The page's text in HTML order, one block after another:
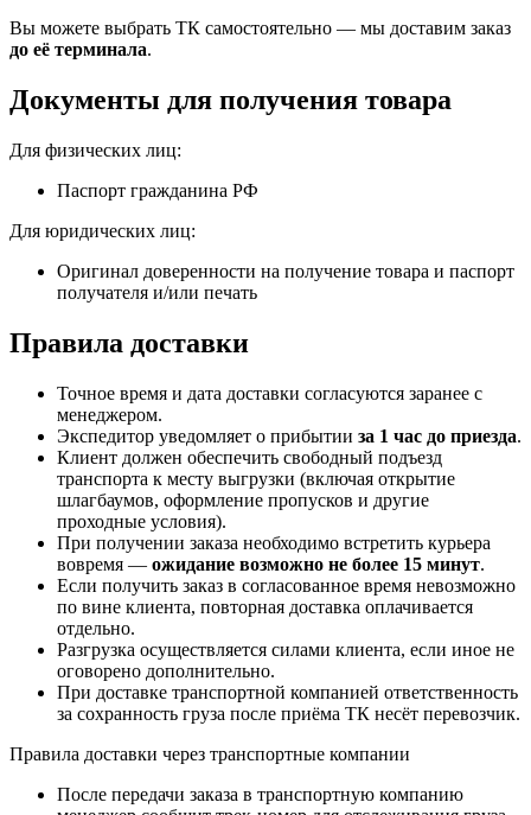
Вы можете выбрать ТК самостоятельно — мы доставим заказ
до её терминала.
Документы для получения товара
Для физических лиц:
Паспорт гражданина РФ
Для юридических лиц:
Оригинал доверенности на получение товара и паспорт
получателя и/или печать
Правила доставки
Точное время и дата доставки согласуются заранее с
менеджером.
Экспедитор уведомляет о прибытии за 1 час до приезда.
Клиент должен обеспечить свободный подъезд
транспорта к месту выгрузки (включая открытие
шлагбаумов, оформление пропусков и другие
проходные условия).
При получении заказа необходимо встретить курьера
вовремя — ожидание возможно не более 15 минут.
Если получить заказ в согласованное время невозможно
по вине клиента, повторная доставка оплачивается
отдельно.
Разгрузка осуществляется силами клиента, если иное не
оговорено дополнительно.
При доставке транспортной компанией ответственность
за сохранность груза после приёма ТК несёт перевозчик.
Правила доставки через транспортные компании
После передачи заказа в транспортную компанию